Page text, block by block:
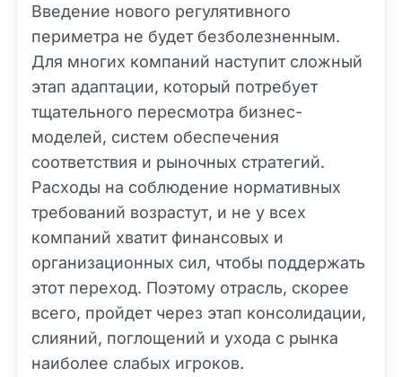
Введение нового регулятивного
периметра не будет безболезненным.
Для многих компаний наступит сложный
этап адаптации, который потребует
тщательного пересмотра бизнес-
моделей, систем обеспечения
соответствия и рыночных стратегий.
Расходы на соблюдение нормативных
требований возрастут, и не у всех
компаний хватит финансовых и
организационных сил, чтобы поддержать
этот переход. Поэтому отрасль, скорее
всего, пройдет через этап консолидации,
слияний, поглощений и ухода с рынка
наиболее слабых игроков.